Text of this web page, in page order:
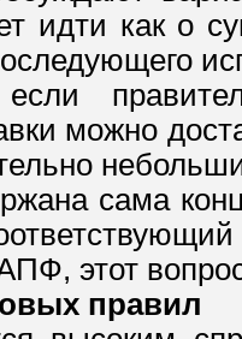
идти как о
можно
сама
этот
правил